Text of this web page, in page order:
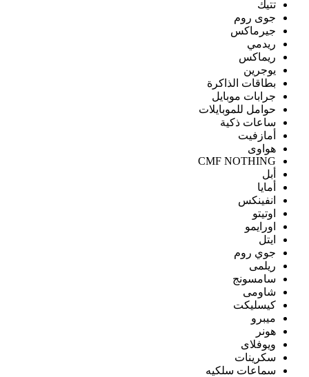
تتيك
جوى روم
جيرماكس
ريدمي
ريماكس
يوجرين
بطاقات الذاكرة
جرابات موبايل
حوامل للموبايلات
ساعات ذكية
أمازفيت
هواوى
CMF NOTHING
أبل
أمايا
انفينكس
اوتيتو
اورايمو
ايتل
جوي روم
ريلمى
سامسونج
شاومى
كيسليكت
ميبرو
هونر
ويوفلاى
سكرينات
سماعات سلكيه